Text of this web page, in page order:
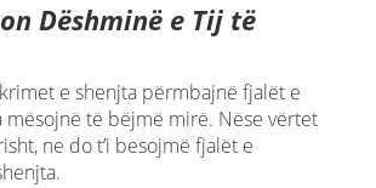
Dëshminë e Tij të
e shenjta përmbajnë fjalët e
mësojnë të bëjmë mirë. Nëse vërtet
ne do t’i besojmë fjalët e